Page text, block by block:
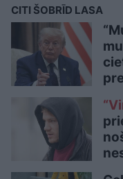
CITI ŠOBRĪD LASA